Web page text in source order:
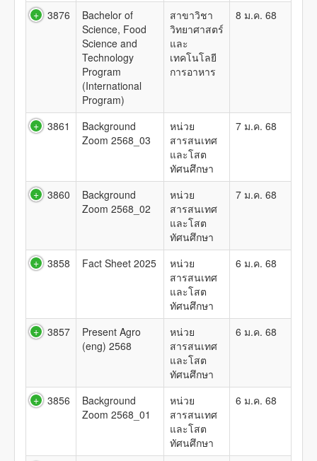
3876
Bachelor of
Science, Food
Science and
Technology
Program
(International
Program)
สาขาวิชา
วิทยาศาสตร์
และ
เทคโนโลยี
การอาหาร
8 ม.ค. 68
3861
Background
Zoom 2568_03
หน่วย
สารสนเทศ
และโสต
ทัศนศึกษา
7 ม.ค. 68
3860
Background
Zoom 2568_02
หน่วย
สารสนเทศ
และโสต
ทัศนศึกษา
7 ม.ค. 68
3858 Fact Sheet 2025
หน่วย
สารสนเทศ
และโสต
ทัศนศึกษา
6 ม.ค. 68
3857
Present Agro
(eng) 2568
หน่วย
สารสนเทศ
และโสต
ทัศนศึกษา
6 ม.ค. 68
3856
Background
Zoom 2568_01
หน่วย
สารสนเทศ
และโสต
ทัศนศึกษา
6 ม.ค. 68